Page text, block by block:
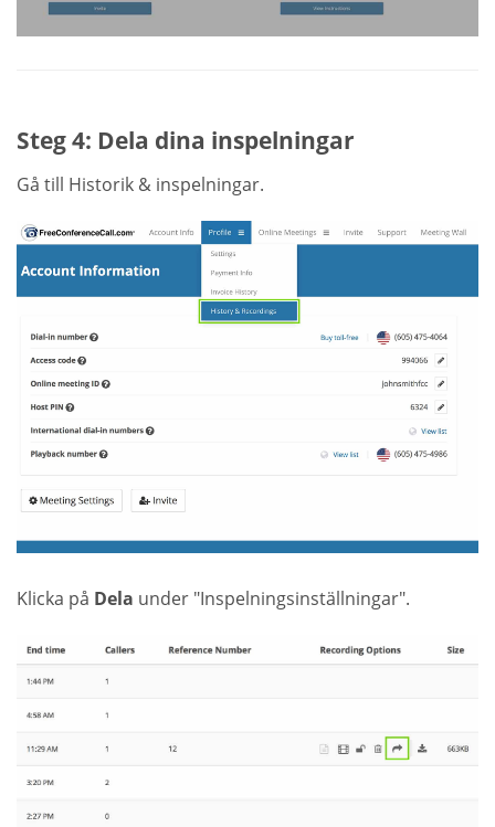
Steg 4: Dela dina inspelningar
Gå till Historik & inspelningar.
Klicka på Dela under "Inspelningsinställningar".